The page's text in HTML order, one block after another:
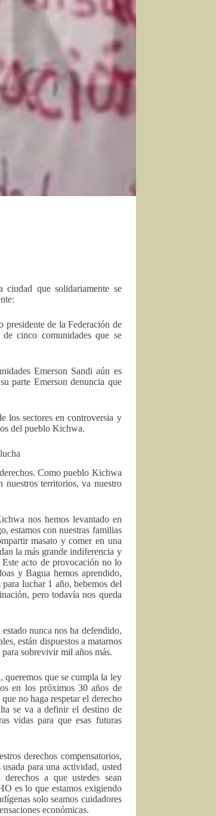
que solidariamente se
presidente de la Federación de
cinco comunidades que se
Emerson Sandi aún es
parte Emerson denuncia que
los sectores en controversia y
del pueblo Kichwa.
Como pueblo Kichwa
nuestros territorios, va nuestro
nos hemos levantado en
estamos con nuestras familias
masato y comer en una
la más grande indiferencia y
acto de provocación no lo
y Bagua hemos aprendido,
luchar 1 año, bebemos del
pero todavía nos queda
nunca nos ha defendido,
están dispuestos a matarnos
sobrevivir mil años más.
queremos que se cumpla la ley
en los próximos 30 años de
no haga respetar el derecho
se va a definir el destino de
vidas para que esas futuras
derechos compensatorios,
para una actividad, usted
a que ustedes sean
es lo que estamos exigiendo
solo seamos cuidadores
económicas.